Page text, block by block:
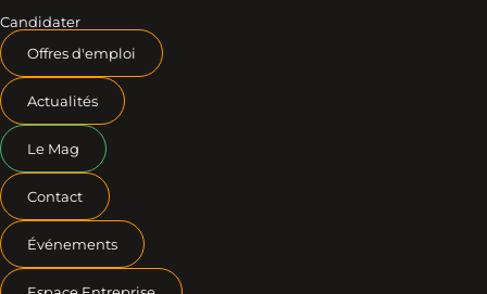
Candidater
Offres d'emploi
Actualités
Le Mag
Contact
Événements